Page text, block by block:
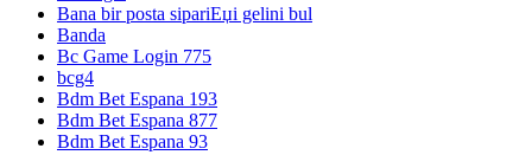
Bana bir posta sipariЕџi gelini bul
Banda
Bc Game Login 775
bcg4
Bdm Bet Espana 193
Bdm Bet Espana 877
Bdm Bet Espana 93